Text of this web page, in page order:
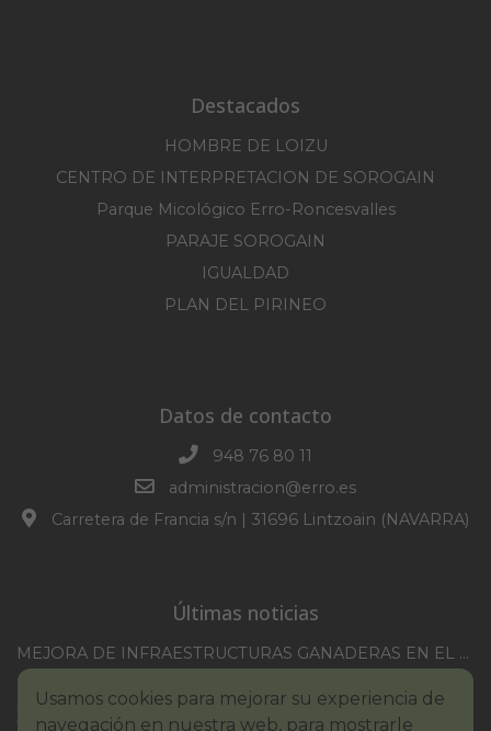
Destacados
HOMBRE DE LOIZU
CENTRO DE INTERPRETACION DE SOROGAIN
Parque Micológico Erro-Roncesvalles
PARAJE SOROGAIN
IGUALDAD
PLAN DEL PIRINEO
Datos de contacto
948 76 80 11
administracion@erro.es
Carretera de Francia s/n | 31696 Lintzoain (NAVARRA)
Últimas noticias
MEJORA DE INFRAESTRUCTURAS GANADERAS EN EL TM DE ERRO CAMPAÑA 2025-2026
Usamos cookies para mejorar su experiencia de
navegación en nuestra web, para mostrarle